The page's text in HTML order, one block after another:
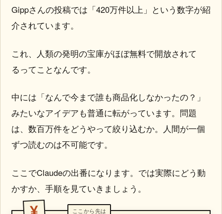
Gippさんの投稿では「420万件以上」という数字が紹
介されています。
これ、人類の発明の宝庫がほぼ無料で開放されて
るってことなんです。
中には「なんで今まで誰も商品化しなかったの？」
みたいなアイデアも普通に転がっています。問題
は、数百万件をどうやって絞り込むか。人間が一個
ずつ読むのは不可能です。
ここでClaudeの出番になります。では実際にどう動
かすか、手順を見ていきましょう。